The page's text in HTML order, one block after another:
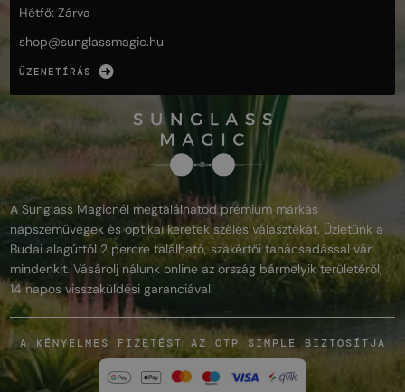
Hétfő: Zárva
shop@sunglassmagic.hu
ÜZENETÍRÁS
A Sunglass Magicnél megtalálhatod prémium márkás
napszemüvegek és optikai keretek széles választékát. Üzletünk a
Budai alagúttól 2 percre található, szakértői tanácsadással vár
mindenkit. Vásárolj nálunk online az ország bármelyik területéről,
14 napos visszaküldési garanciával.
A KÉNYELMES FIZETÉST AZ OTP SIMPLE BIZTOSÍTJA